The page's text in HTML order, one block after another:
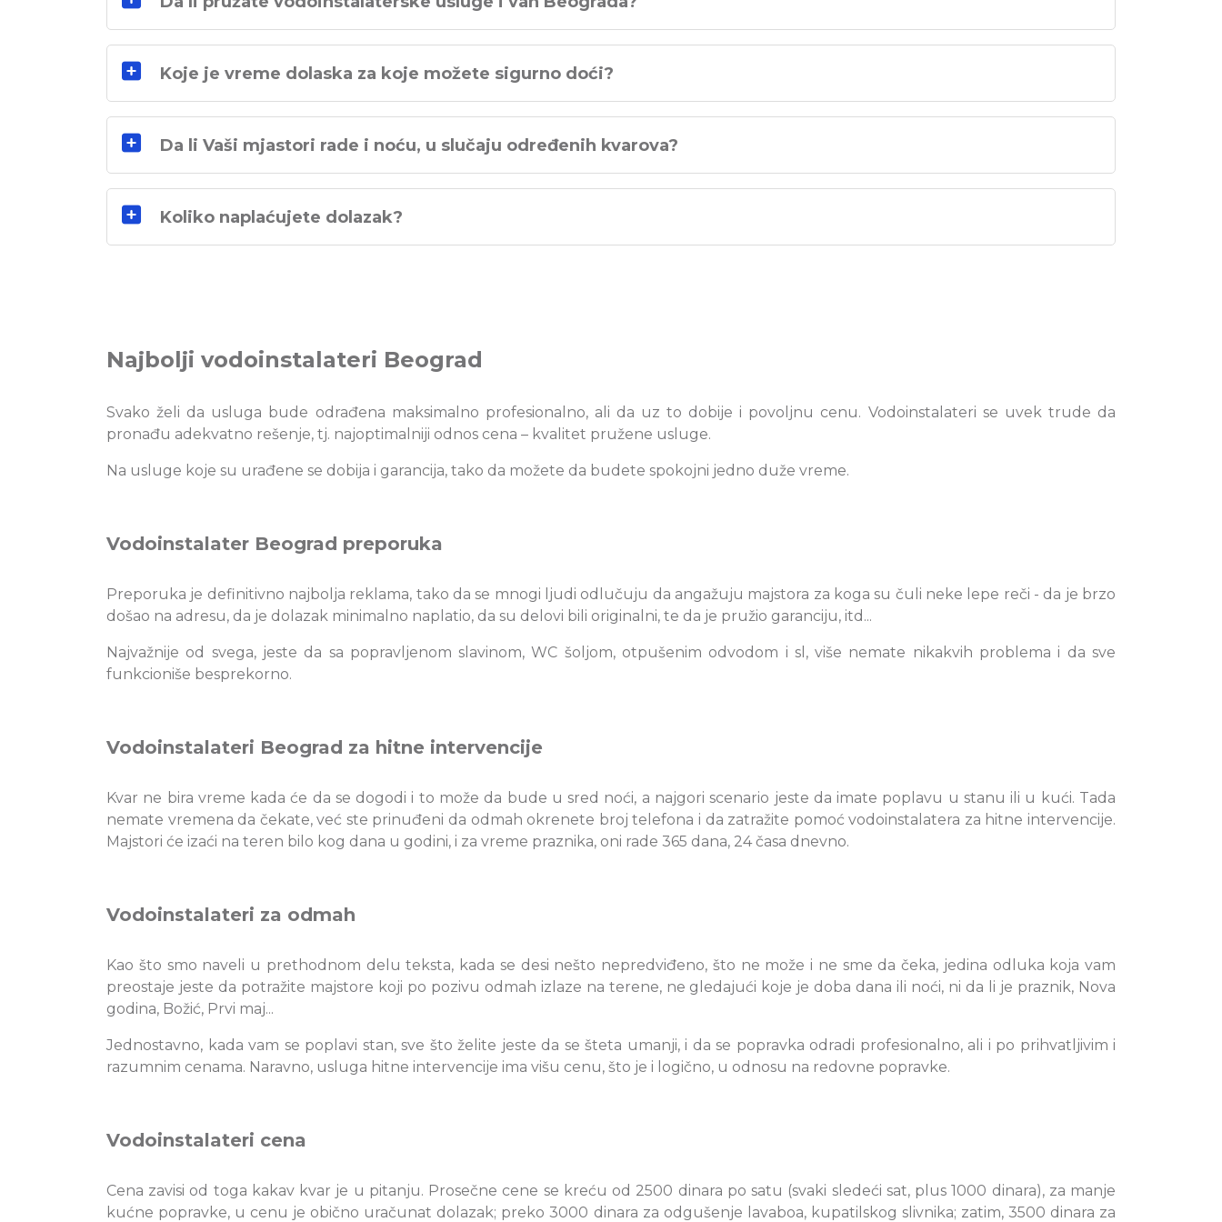
Koje je vreme dolaska za koje možete sigurno doći?
Da li Vaši mjastori rade i noću, u slučaju određenih kvarova?
Koliko naplaćujete dolazak?
Najbolji vodoinstalateri Beograd
Svako želi da usluga bude odrađena maksimalno profesionalno, ali da uz to dobije i povoljnu cenu. Vodoinstalateri se uvek trude da
pronađu adekvatno rešenje, tj. najoptimalniji odnos cena – kvalitet pružene usluge.
Na usluge koje su urađene se dobija i garancija, tako da možete da budete spokojni jedno duže vreme.
Vodoinstalater Beograd preporuka
Preporuka je definitivno najbolja reklama, tako da se mnogi ljudi odlučuju da angažuju majstora za koga su čuli neke lepe reči - da je brzo
došao na adresu, da je dolazak minimalno naplatio, da su delovi bili originalni, te da je pružio garanciju, itd...
Najvažnije od svega, jeste da sa popravljenom slavinom, WC šoljom, otpušenim odvodom i sl, više nemate nikakvih problema i da sve
funkcioniše besprekorno.
Vodoinstalateri Beograd za hitne intervencije
Kvar ne bira vreme kada će da se dogodi i to može da bude u sred noći, a najgori scenario jeste da imate poplavu u stanu ili u kući. Tada
nemate vremena da čekate, već ste prinuđeni da odmah okrenete broj telefona i da zatražite pomoć vodoinstalatera za hitne intervencije.
Majstori će izaći na teren bilo kog dana u godini, i za vreme praznika, oni rade 365 dana, 24 časa dnevno.
Vodoinstalateri za odmah
Kao što smo naveli u prethodnom delu teksta, kada se desi nešto nepredviđeno, što ne može i ne sme da čeka, jedina odluka koja vam
preostaje jeste da potražite majstore koji po pozivu odmah izlaze na terene, ne gledajući koje je doba dana ili noći, ni da li je praznik, Nova
godina, Božić, Prvi maj...
Jednostavno, kada vam se poplavi stan, sve što želite jeste da se šteta umanji, i da se popravka odradi profesionalno, ali i po prihvatljivim i
razumnim cenama. Naravno, usluga hitne intervencije ima višu cenu, što je i logično, u odnosu na redovne popravke.
Vodoinstalateri cena
Cena zavisi od toga kakav kvar je u pitanju. Prosečne cene se kreću od 2500 dinara po satu (svaki sledeći sat, plus 1000 dinara), za manje
kućne popravke, u cenu je obično uračunat dolazak; preko 3000 dinara za odgušenje lavaboa, kupatilskog slivnika; zatim, 3500 dinara za